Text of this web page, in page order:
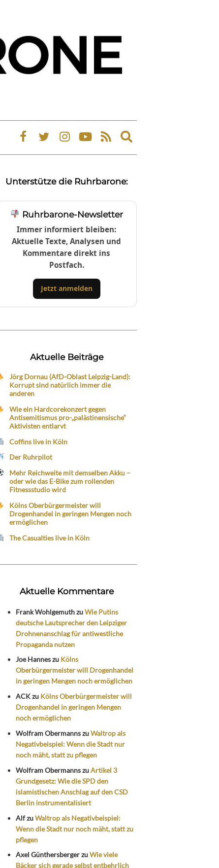
Expand
search
Unterstütze die Ruhrbarone:
Ruhrbarone-Newsletter
Immer informiert bleiben:
Aktuelle Texte, Analysen und
Kommentare direkt ins
Postfach.
Jetzt anmelden
Aktuelle Beiträge
Jörg Dornau (AfD-Oblast Leipzig-Land):
Korrupt sind natürlich immer die
anderen
Wie ein Hardcorekonzert gegen
Antisemitismus pro-„palästinensische“
Aktivisten entlarvt
Coffins live in Köln
Der Ruhrpilot
Mehr Reichweite mit demselben Akku –
oder wie das E-Bike zum rollenden
Fitnessstudio wird
Kölns Oberbürgermeister will
Drogenhandel in geringen Mengen noch
ermöglichen
The Casualties live in Köln
Aktuelle Kommentare
Frank WohlgemuthzuWie Putins
deutsche Lautsprecher den Leipziger
Drohnenanschlag für antiwestliche
Propaganda nutzen
Joe Hanneszu Kölns
Oberbürgermeister will Drogenhandel
in geringen Mengen noch ermöglichen
ACKzu Kölns Oberbürgermeister will
Drogenhandel in geringen Mengen
noch ermöglichen
Wolfram ObermannszuWaltrop als
Negativbeispiel: Wenn die Stadt nur
noch mäht, statt zu pflegen
Wolfram ObermannszuArtikel 3
Grundgesetz: Wie die SPD den
islamistischen Anschlag auf den CSD
Berlin instrumentalisiert
AlfzuWaltrop als Negativbeispiel:
Wenn die Stadt nur noch mäht, statt zu
pflegen
Axel GünthersbergerzuWie viele
Bäcker sich gerade selbst entbehrlich